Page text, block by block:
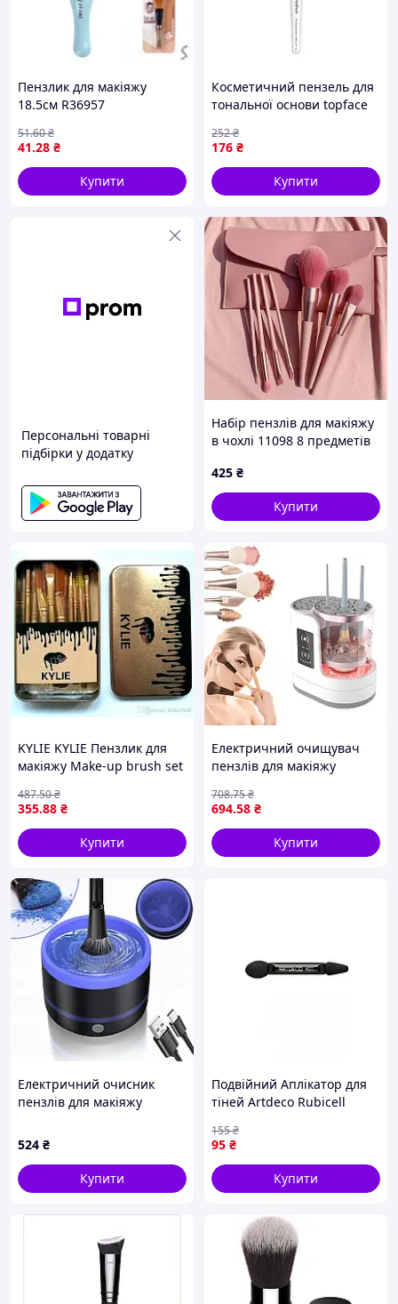
Пензлик для макіяжу
18.5см R36957
41.28 ₴
51.60₴
Купити
Косметичний пензель для
тональної основи topface
176 ₴
252₴
Купити
Персональні товарні
підбірки у додатку
Набір пензлів для макіяжу
в чохлі 11098 8 предметів
425 ₴
Купити
KYLIE KYLIE Пензлик для
макіяжу Make-up brush set
(160 шт./ясть)
355.88 ₴
487.50₴
Купити
Електричний очищувач
пензлів для макіяжу
cleaner
694.58 ₴
708.75₴
Купити
Електричний очисник
пензлів для макіяжу
609 інструмент для
очищення кистей
524 ₴
Купити
Подвійний Аплікатор для
тіней Artdeco Rubicell
шт
95 ₴
155₴
Купити